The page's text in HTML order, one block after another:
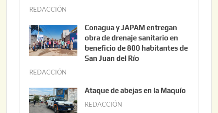
,
2
0
REDACCIÓN
n
i
o
,
2
Conagua y JAPAM entregan
obra de drenaje sanitario en
beneficio de 800 habitantes de
San Juan del Río
REDACCIÓN
n
i
Ataque de abejas en la Maquío
REDACCIÓN